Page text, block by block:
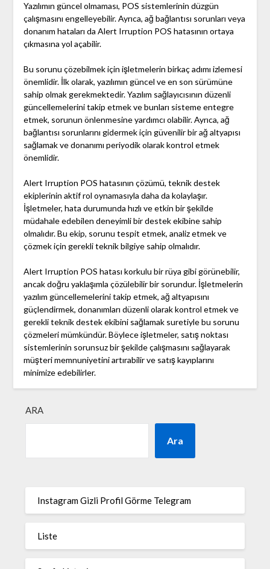
Yazılımın güncel olmaması, POS sistemlerinin düzgün
çalışmasını engelleyebilir. Ayrıca, ağ bağlantısı sorunları veya
donanım hataları da Alert Irruption POS hatasının ortaya
çıkmasına yol açabilir.
Bu sorunu çözebilmek için işletmelerin birkaç adımı izlemesi
önemlidir. İlk olarak, yazılımın güncel ve en son sürümüne
sahip olmak gerekmektedir. Yazılım sağlayıcısının düzenli
güncellemelerini takip etmek ve bunları sisteme entegre
etmek, sorunun önlenmesine yardımcı olabilir. Ayrıca, ağ
bağlantısı sorunlarını gidermek için güvenilir bir ağ altyapısı
sağlamak ve donanımı periyodik olarak kontrol etmek
önemlidir.
Alert Irruption POS hatasının çözümü, teknik destek
ekiplerinin aktif rol oynamasıyla daha da kolaylaşır.
İşletmeler, hata durumunda hızlı ve etkin bir şekilde
müdahale edebilen deneyimli bir destek ekibine sahip
olmalıdır. Bu ekip, sorunu tespit etmek, analiz etmek ve
çözmek için gerekli teknik bilgiye sahip olmalıdır.
Alert Irruption POS hatası korkulu bir rüya gibi görünebilir,
ancak doğru yaklaşımla çözülebilir bir sorundur. İşletmelerin
yazılım güncellemelerini takip etmek, ağ altyapısını
güçlendirmek, donanımları düzenli olarak kontrol etmek ve
gerekli teknik destek ekibini sağlamak suretiyle bu sorunu
çözmeleri mümkündür. Böylece işletmeler, satış noktası
sistemlerinin sorunsuz bir şekilde çalışmasını sağlayarak
müşteri memnuniyetini artırabilir ve satış kayıplarını
minimize edebilirler.
ARA
Ara
Instagram Gizli Profil Görme Telegram
Liste